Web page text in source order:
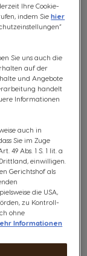
*Weitere Infos
Ihre Cookie-
indem Siehier
Sie uns auch die
auf der
und Angebote
handelt
Informationen
auch in
Sie im Zuge
49 Abs. 1 S. 1 lit. a
einwilligen.
Gerichtshof als
die USA,
zu Kontroll-
ohne
Informationen